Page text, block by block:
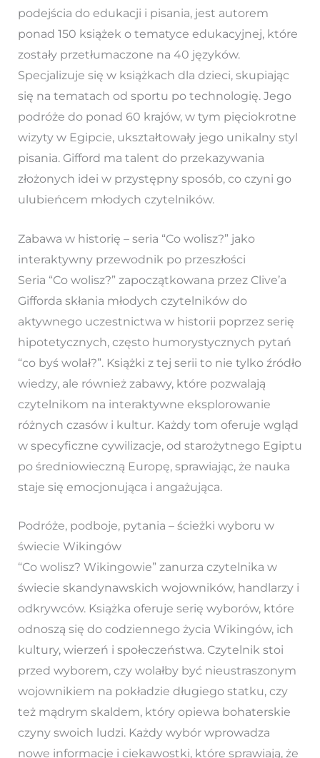
podejścia do edukacji i pisania, jest autorem
ponad 150 książek o tematyce edukacyjnej, które
zostały przetłumaczone na 40 języków.
Specjalizuje się w książkach dla dzieci, skupiając
się na tematach od sportu po technologię. Jego
podróże do ponad 60 krajów, w tym pięciokrotne
wizyty w Egipcie, ukształtowały jego unikalny styl
pisania. Gifford ma talent do przekazywania
złożonych idei w przystępny sposób, co czyni go
ulubieńcem młodych czytelników.
Zabawa w historię – seria “Co wolisz?” jako
interaktywny przewodnik po przeszłości
Seria “Co wolisz?” zapoczątkowana przez Clive’a
Gifforda skłania młodych czytelników do
aktywnego uczestnictwa w historii poprzez serię
hipotetycznych, często humorystycznych pytań
“co byś wolał?”. Książki z tej serii to nie tylko źródło
wiedzy, ale również zabawy, które pozwalają
czytelnikom na interaktywne eksplorowanie
różnych czasów i kultur. Każdy tom oferuje wgląd
w specyficzne cywilizacje, od starożytnego Egiptu
po średniowieczną Europę, sprawiając, że nauka
staje się emocjonująca i angażująca.
Podróże, podboje, pytania – ścieżki wyboru w
świecie Wikingów
“Co wolisz? Wikingowie” zanurza czytelnika w
świecie skandynawskich wojowników, handlarzy i
odkrywców. Książka oferuje serię wyborów, które
odnoszą się do codziennego życia Wikingów, ich
kultury, wierzeń i społeczeństwa. Czytelnik stoi
przed wyborem, czy wolałby być nieustraszonym
wojownikiem na pokładzie długiego statku, czy
też mądrym skaldem, który opiewa bohaterskie
czyny swoich ludzi. Każdy wybór wprowadza
nowe informacje i ciekawostki, które sprawiają, że